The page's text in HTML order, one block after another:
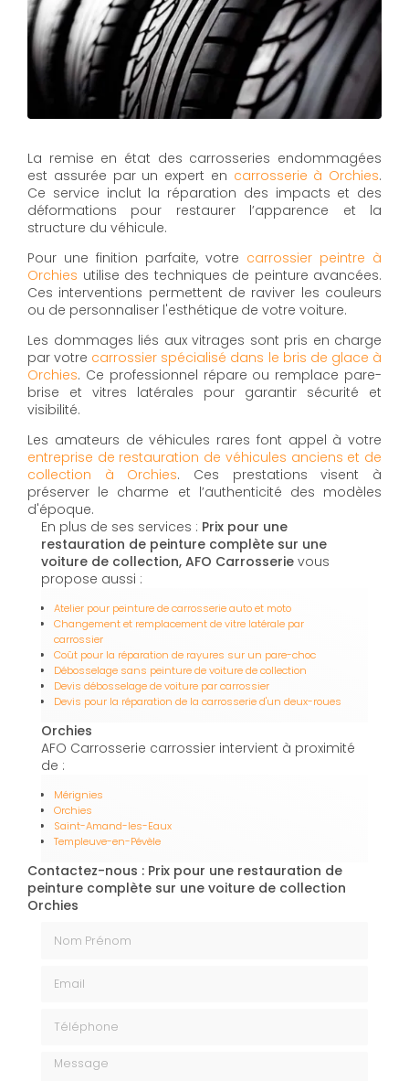
La remise en état des carrosseries endommagées
est assurée par un expert en carrosserie à Orchies.
Ce service inclut la réparation des impacts et des
déformations pour restaurer l’apparence et la
structure du véhicule.
Pour une finition parfaite, votre carrossier peintre à
Orchies utilise des techniques de peinture avancées.
Ces interventions permettent de raviver les couleurs
ou de personnaliser l'esthétique de votre voiture.
Les dommages liés aux vitrages sont pris en charge
par votre carrossier spécialisé dans le bris de glace à
Orchies. Ce professionnel répare ou remplace pare-
brise et vitres latérales pour garantir sécurité et
visibilité.
Les amateurs de véhicules rares font appel à votre
entreprise de restauration de véhicules anciens et de
collection à Orchies. Ces prestations visent à
préserver le charme et l’authenticité des modèles
d'époque.
En plus de ses services : Prix pour une
restauration de peinture complète sur une
voiture de collection, AFO Carrosserie vous
propose aussi :
Atelier pour peinture de carrosserie auto et moto
Changement et remplacement de vitre latérale par
carrossier
Coût pour la réparation de rayures sur un pare-choc
Débosselage sans peinture de voiture de collection
Devis débosselage de voiture par carrossier
Devis pour la réparation de la carrosserie d'un deux-roues
Orchies
AFO Carrosserie carrossier intervient à proximité
de :
Mérignies
Orchies
Saint-Amand-les-Eaux
Templeuve-en-Pévèle
Contactez-nous : Prix pour une restauration de
peinture complète sur une voiture de collection
Orchies
Message